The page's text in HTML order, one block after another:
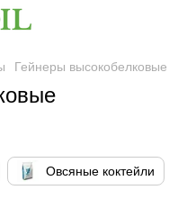
Гейнеры высокобелковые
Овсяные коктейли